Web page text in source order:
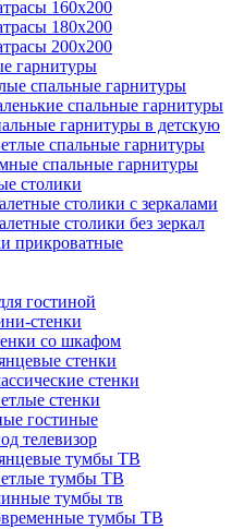
160х200
180х200
200х200
гарнитуры
спальные гарнитуры
спальные гарнитуры
гарнитуры в детскую
спальные гарнитуры
спальные гарнитуры
столики
столики с зеркалами
столики без зеркал
прикроватные
гостиной
стенки
со шкафом
стенки
стенки
стенки
гостиные
телевизор
тумбы ТВ
тумбы ТВ
тумбы тв
тумбы ТВ